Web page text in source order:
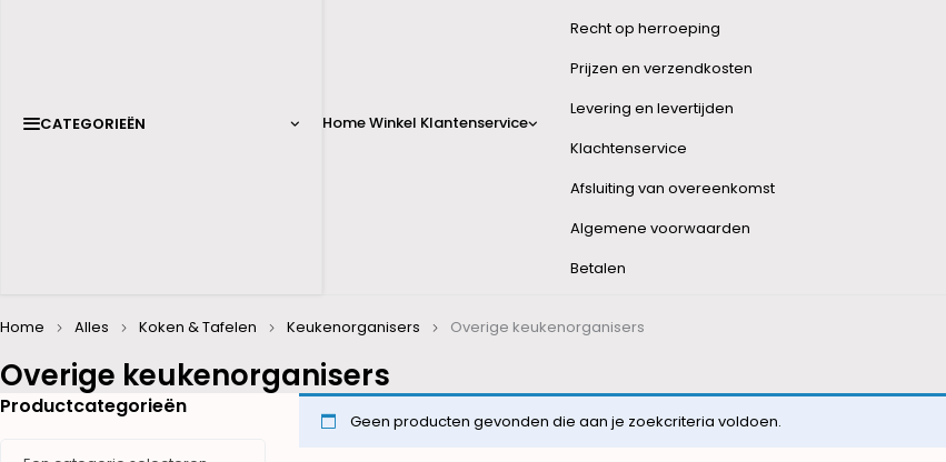
CATEGORIEËN HomeWinkel Klantenservice
Recht op herroeping
Prijzen en verzendkosten
Levering en levertijden
Klachtenservice
Afsluiting van overeenkomst
Algemene voorwaarden
Betalen
Overige keukenorganisers
Home Alles Koken & Tafelen Keukenorganisers Overige keukenorganisers
Productcategorieën
Geen producten gevonden die aan je zoekcriteria voldoen.